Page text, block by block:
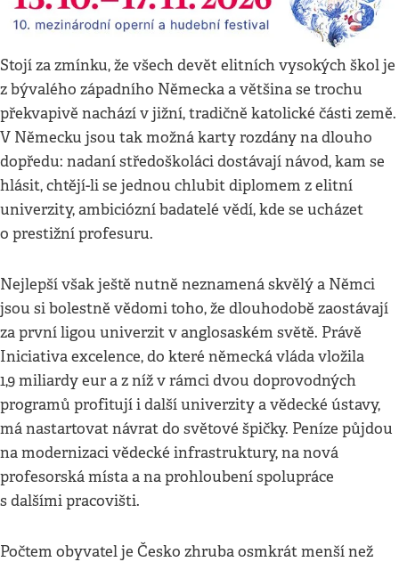
Stojí za zmínku, že všech devět elitních vysokých škol je
z bývalého západního Německa a většina se trochu
překvapivě nachází v jižní, tradičně katolické části země.
V Německu jsou tak možná karty rozdány na dlouho
dopředu: nadaní středoškoláci dostávají návod, kam se
hlásit, chtějí-li se jednou chlubit diplomem z elitní
univerzity, ambiciózní badatelé vědí, kde se ucházet
o prestižní profesuru.
Nejlepší však ještě nutně neznamená skvělý a Němci
jsou si bolestně vědomi toho, že dlouhodobě zaostávají
za první ligou univerzit v anglosaském světě. Právě
Iniciativa excelence, do které německá vláda vložila
1,9 miliardy eur a z níž v rámci dvou doprovodných
programů profitují i další univerzity a vědecké ústavy,
má nastartovat návrat do světové špičky. Peníze půjdou
na modernizaci vědecké infrastruktury, na nová
profesorská místa a na prohloubení spolupráce
s dalšími pracovišti.
Počtem obyvatel je Česko zhruba osmkrát menší než